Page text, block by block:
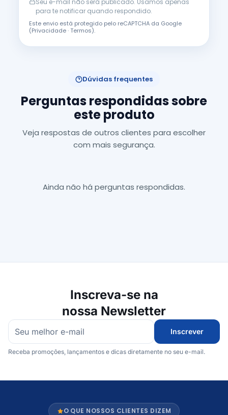
Seu e-mail não será publicado. Usamos apenas
para te notificar quando respondido.
Este envio está protegido pelo reCAPTCHA da Google
(Privacidade·Termos).
Dúvidas frequentes
Perguntas respondidas sobre
este produto
Veja respostas de outros clientes para escolher
com mais segurança.
Ainda não há perguntas respondidas.
Inscreva-se na
nossa Newsletter
Inscrever
Receba promoções, lançamentos e dicas diretamente no seu e-mail.
O QUE NOSSOS CLIENTES DIZEM